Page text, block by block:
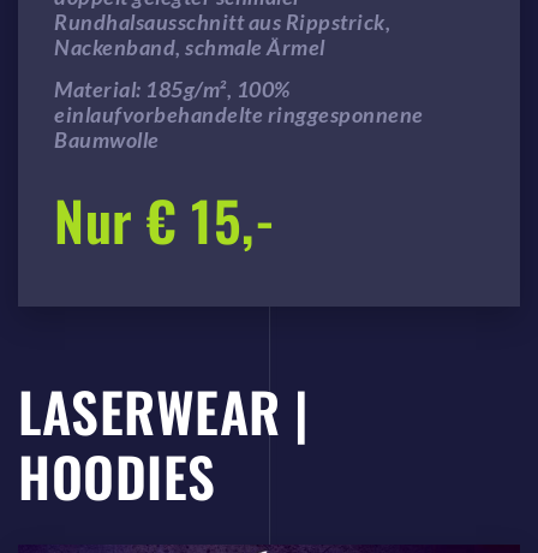
Rundhalsausschnitt aus Rippstrick,
Nackenband, schmale Ärmel
Material: 185g/m², 100%
einlaufvorbehandelte ringgesponnene
Baumwolle
Nur € 15,-
LASERWEAR |
HOODIES